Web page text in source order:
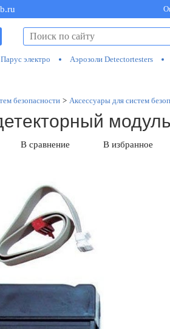
электро Аэрозоли Detectortesters
безопасности > Аксессуары для систем
В сравнение В избранное